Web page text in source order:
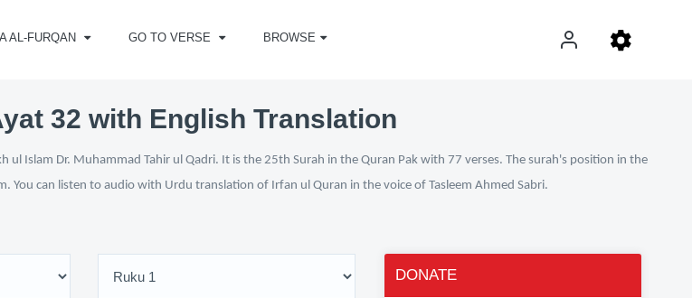
AL-FURQAN GO TO VERSE BROWSE
32 with English Translation
Islam Dr. Muhammad Tahir ul Qadri. It is the 25th Surah in the Quran Pak with 77 verses. The surah's position in the
You can listen to audio with Urdu translation of Irfan ul Quran in the voice of Tasleem Ahmed Sabri.
DONATE